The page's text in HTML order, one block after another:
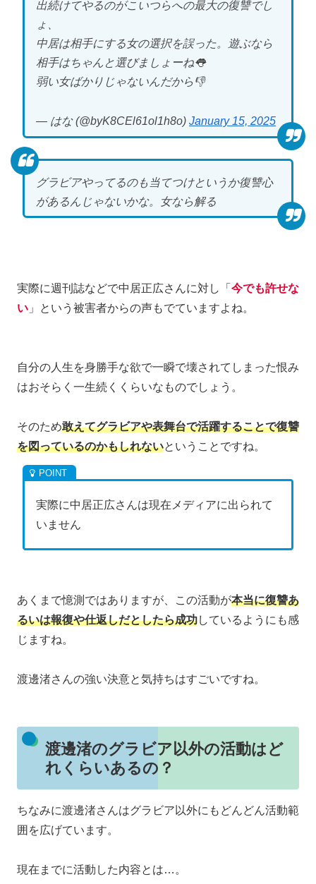
出続けてやるのがこいつらへの最大の復讐でし
ょ、
中居は相手にする女の選択を誤った。遊ぶなら
相手はちゃんと選びましょーね👅
弱い女ばかりじゃないんだから👎
— はな (@byK8CEl61ol1h8o) January 15, 2025
グラビアやってるのも当てつけというか復讐心
があるんじゃないかな。女なら解る
実際に週刊誌などで中居正広さんに対し「 今でも許せな
い 」という被害者からの声もでていますよね。
自分の人生を身勝手な欲で一瞬で壊されてしまった恨み
はおそらく一生続くくらいなものでしょう。
そのため敢えてグラビアや表舞台で活躍することで復讐
を図っているのかもしれないということですね。
実際に中居正広さんは現在メディアに出られて
いません
あくまで憶測ではありますが、この活動が本当に復讐あ
るいは報復や仕返しだとしたら成功しているようにも感
じますね。
渡邊渚さんの強い決意と気持ちはすごいですね。
渡邊渚のグラビア以外の活動はど
れくらいあるの？
ちなみに渡邊渚さんはグラビア以外にもどんどん活動範
囲を広げています。
現在までに活動した内容とは…。